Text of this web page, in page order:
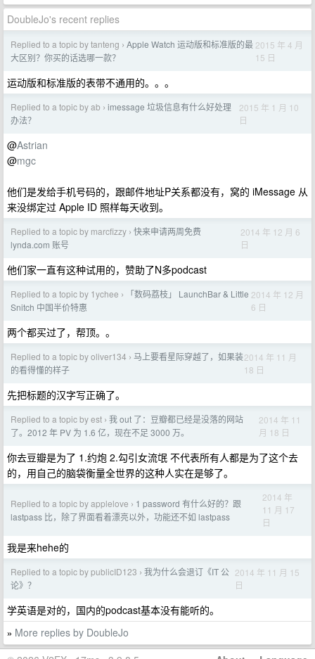
DoubleJo's recent replies
Replied to a topic by tanteng › Apple Watch 运动版和标准版的最
大区别？你买的话选哪一款？
2015 年 4 月
15 日
运动版和标准版的表带不通用的。。。
Replied to a topic by ab › imessage 垃圾信息有什么好处理
办法？
2015 年 1 月 10
日
@Astrian
@mgc
他们是发给手机号码的，跟邮件地址P关系都没有，窝的 iMessage 从
来没绑定过 Apple ID 照样每天收到。
Replied to a topic by marcfizzy › 快来申请两周免费
lynda.com 账号
2014 年 12 月 6
日
他们家一直有这种试用的，赞助了N多podcast
Replied to a topic by 1ychee ›
「数码荔枝」 LaunchBar & Little
Snitch 中国半价特惠
2014 年 12 月
6 日
两个都买过了，帮顶。。
Replied to a topic by oliver134 › 马上要看星际穿越了，如果装
的看得懂的样子
2014 年 11 月
18 日
先把标题的汉字写正确了。
Replied to a topic by est › 我 out 了：豆瓣都已经是没落的网站
了。2012 年 PV 为 1.6 亿，现在不足 3000 万。
2014 年 11
月 18 日
你去豆瓣是为了 1.约炮 2.勾引女流氓 不代表所有人都是为了这个去
的，用自己的脑袋衡量全世界的这种人实在是够了。
Replied to a topic by applelove › 1 password 有什么好的？跟
lastpass 比，除了界面看着漂亮以外，功能还不如 lastpass
2014 年
11 月 17
日
我是来hehe的
Replied to a topic by publicID123 › 我为什么会退订《IT 公
论》？
2014 年 11 月 15
日
学英语是对的，国内的podcast基本没有能听的。
» More replies by DoubleJo